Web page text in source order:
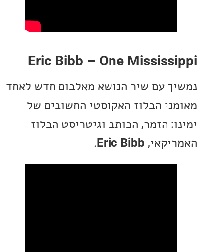
Eric Bibb – One
עם שיר הנושא מאלבום חדש לאחד
הבלוז האקוסטי החשובים של
הזמר, הכותב וגיטריסט הבלוז
Eric Bibb
.